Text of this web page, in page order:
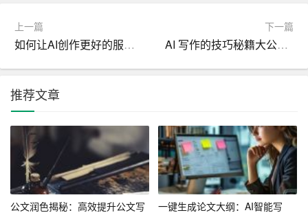
拓展我们的想象空间，让我们更好地领略文字的魅力。
总的来说，AI写作是一种充满活力和潜力的写作方式。它
不仅可以帮助我们提高写作效率，也可以拓展我们的创作
边界，让我们更加深入地探索和理解文字的魅力。在这个
数字化的时代，我们既要欣赏人类作家的独特才华，也要
拥抱AI写作带来的全新可能。让我们共同期待，AI写作在
未来能够带给我们更多的惊喜和乐趣。
上一篇
如何让AI创作更好的服务于广告设计行业
下一篇
AI 写作的技巧秘籍大公开助你快速提升写作能力
推荐文章
公文润色揭秘：高效提升公文写
一键生成论文大纲：AI智能写